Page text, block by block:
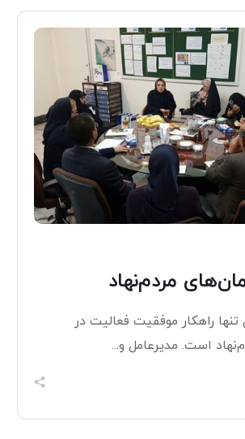
مردم‌نهاد
راهکار موفقیت فعالیت در
است. مدیرعامل و...